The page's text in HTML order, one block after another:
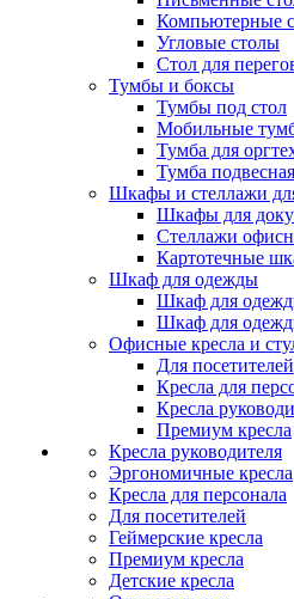
Компьютерные
Угловые столы
Стол для
Тумбы и боксы
Тумбы под стол
Мобильные
Тумба для
Тумба подвесная
Шкафы и стеллажи
Шкафы для
Стеллажи
Картотечные
Шкаф для одежды
Шкаф для
Шкаф для
Офисные кресла и
Для посетителей
Кресла для
Кресла
Премиум кресла
Кресла руководителя
Эргономичные кресла
Кресла для персонала
Для посетителей
Геймерские кресла
Премиум кресла
Детские кресла